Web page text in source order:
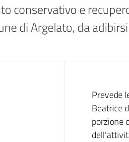
conservativo e
di Argelato, da
Prevede
Beatrice
porzione